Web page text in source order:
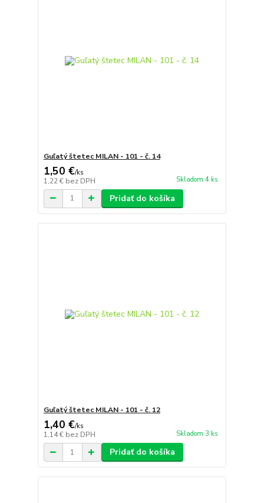
Guľatý štetec MILAN - 101 - č. 14
1,50 €/ks
1,22 € bez DPH Skladom 4 ks
Pridať do košíka
Guľatý štetec MILAN - 101 - č. 12
1,40 €/ks
1,14 € bez DPH Skladom 3 ks
Pridať do košíka